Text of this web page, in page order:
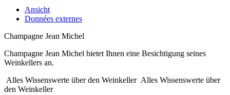
Ansicht
Données externes
Champagne Jean Michel
Champagne Jean Michel bietet Ihnen eine Besichtigung seines
Weinkellers an.
Alles Wissenswerte über den Weinkeller Alles Wissenswerte über
den Weinkeller